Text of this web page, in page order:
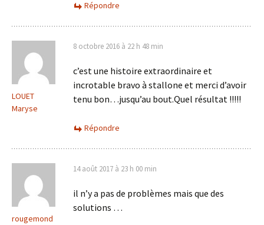
Répondre
LOUET
Maryse
8 octobre 2016 à 22 h 48 min
c’est une histoire extraordinaire et
incrotable bravo à stallone et merci d’avoir
tenu bon…jusqu’au bout.Quel résultat !!!!!
Répondre
rougemond
14 août 2017 à 23 h 00 min
il n’y a pas de problèmes mais que des
solutions …